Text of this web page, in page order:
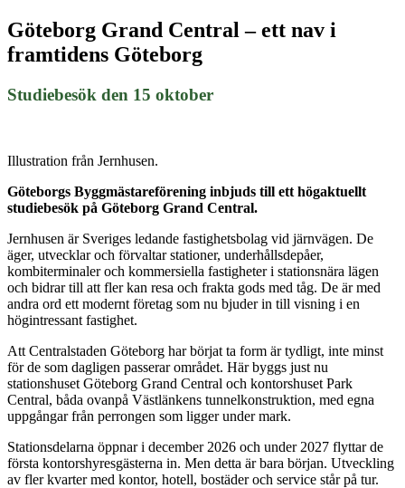
Göteborg Grand Central – ett nav i
framtidens Göteborg
Studiebesök den 15 oktober
Illustration från Jernhusen.
Göteborgs Byggmästareförening inbjuds till ett högaktuellt
studiebesök på Göteborg Grand Central.
Jernhusen är Sveriges ledande fastighetsbolag vid järnvägen. De
äger, utvecklar och förvaltar stationer, underhållsdepåer,
kombiterminaler och kommersiella fastigheter i stationsnära lägen
och bidrar till att fler kan resa och frakta gods med tåg. De är med
andra ord ett modernt företag som nu bjuder in till visning i en
högintressant fastighet.
Att Centralstaden Göteborg har börjat ta form är tydligt, inte minst
för de som dagligen passerar området. Här byggs just nu
stationshuset Göteborg Grand Central och kontorshuset Park
Central, båda ovanpå Västlänkens tunnelkonstruktion, med egna
uppgångar från perrongen som ligger under mark.
Stationsdelarna öppnar i december 2026 och under 2027 flyttar de
första kontorshyresgästerna in. Men detta är bara början. Utveckling
av fler kvarter med kontor, hotell, bostäder och service står på tur.